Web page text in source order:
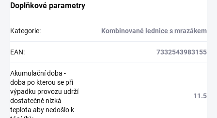
Doplňkové parametry
Kategorie: Kombinované lednice s mrazákem
EAN: 7332543983155
Akumulační doba -
doba po kterou se při
výpadku provozu udrží
dostatečně nízká
teplota aby nedošlo k
11.5